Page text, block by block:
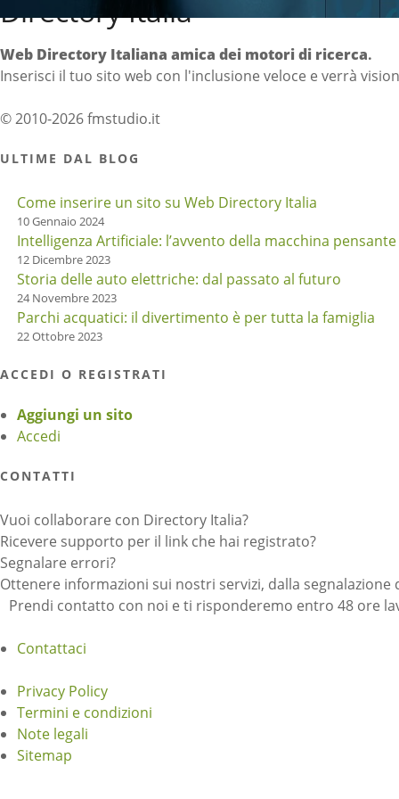
Directory Italia
Web Directory Italiana amica dei motori di ricerca.
Inserisci il tuo sito web con l'inclusione veloce e verrà
© 2010-2026 fmstudio.it
ULTIME DAL BLOG
Come inserire un sito su Web Directory Italia
10 Gennaio 2024
Intelligenza Artificiale: l’avvento della macchina pensante
12 Dicembre 2023
Storia delle auto elettriche: dal passato al futuro
24 Novembre 2023
Parchi acquatici: il divertimento è per tutta la famiglia
22 Ottobre 2023
ACCEDI O REGISTRATI
Aggiungi un sito
Accedi
CONTATTI
Vuoi collaborare con Directory Italia?
Ricevere supporto per il link che hai registrato?
Segnalare errori?
Ottenere informazioni sui nostri servizi, dalla
Prendi contatto con noi e ti risponderemo entro 48 ore
Contattaci
Privacy Policy
Termini e condizioni
Note legali
Sitemap